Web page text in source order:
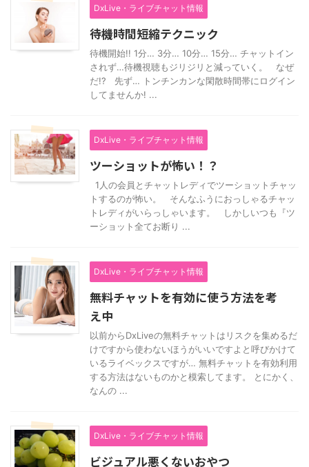
DxLive・ライブチャット情報
待機時間短縮テクニック
待機開始!! 1分… 3分… 10分… 15分… チャットイン
されず…待機視聴もジリジリと減っていく。 なぜ
だ!? 先ず… トンチンカンな閑散時間帯にログイン
してませんか! ...
DxLive・ライブチャット情報
ツーショットが怖い！？
1人の会員とチャットレディでツーショットチャッ
トするのが怖い。 そんなふうにおっしゃるチャッ
トレディがいらっしゃいます。 しかしいつも『ツ
ーショット全てお断り ...
DxLive・ライブチャット情報
無料チャットを有効に使う方法を考
え中
以前からDxLiveの無料チャットはリスクを集めるだ
けですから使わないほうがいいですよと呼びかけて
いるライベックスですが… 無料チャットを有効利用
する方法はないものかと模索してます。 とにかく、
なんの ...
DxLive・ライブチャット情報
ビジュアル悪くないおやつ